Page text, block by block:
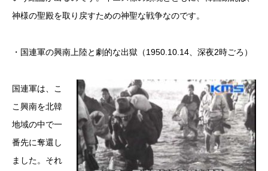
神様の聖殿を取り戻すための神聖な戦争なのです。
・国連軍の興南上陸と劇的な出獄（1950.10.14、深夜2時ごろ）
国連軍は、こ
こ興南を北韓
地域の中で一
番先に奪還し
ました。それ